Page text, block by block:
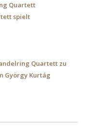
Quartett
spielt
Quartett zu
György Kurtág